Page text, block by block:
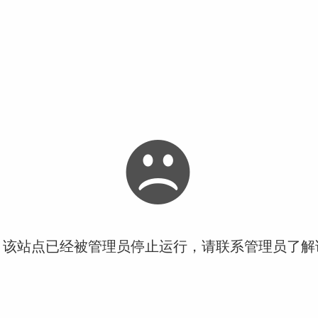
站点已经被管理员停止运行，请联系管理员了